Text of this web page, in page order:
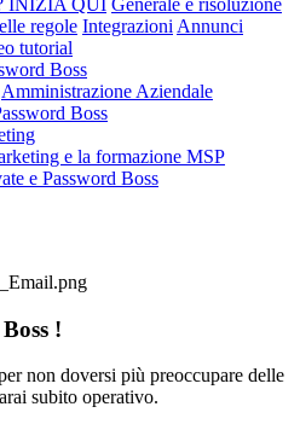
regole Integrazioni Annunci
tutorial
Boss
Amministrazione Aziendale
Boss
e la formazione MSP
e Password Boss
Boss !
non doversi più preoccupare delle
subito operativo.